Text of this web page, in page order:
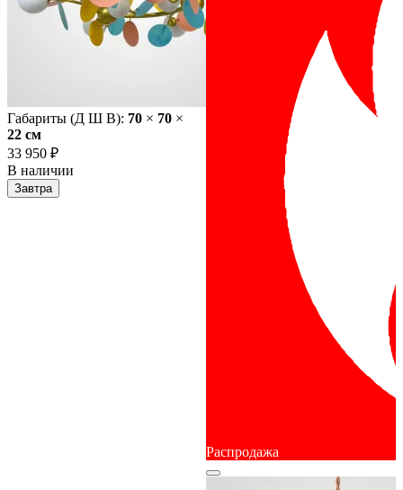
Габариты (Д Ш В): 70 × 70 ×
22 cм
33 950 ₽
В наличии
Завтра
Распродажа